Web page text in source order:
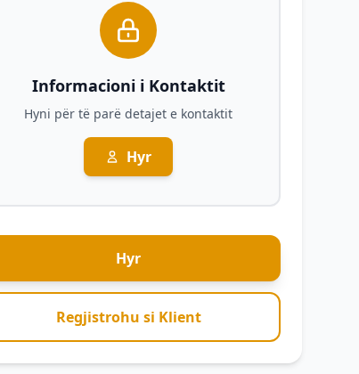
Informacioni i Kontaktit
Hyni për të parë detajet e kontaktit
Hyr
Hyr
Regjistrohu si Klient